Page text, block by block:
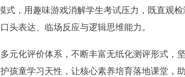
式，用趣味游戏消解学生考试压力，既直观检
头表达、临场反应与逻辑思维能力。
元化评价体系，不断丰富无纸化测评形式，
孩童学习天性，让核心素养培育落地课堂，